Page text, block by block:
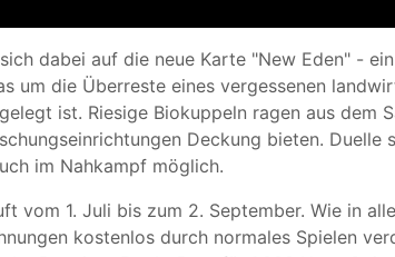
dabei auf die neue Karte "New Eden" -
um die Überreste eines vergessenen
ist. Riesige Biokuppeln ragen aus dem
Deckung bieten. Duelle
im Nahkampf möglich.
vom 1. Juli bis zum 2. September. Wie in
kostenlos durch normales Spielen